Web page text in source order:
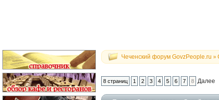
Чеченский форум GovzPeople.ru »
8 страниц 1 2 3 4 5 6 7 8 Далее